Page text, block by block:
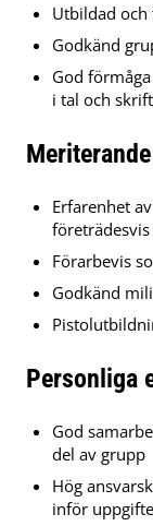
Utbildad
Godkänd
God
i tal och skrift
Meriterande
Erfarenhet
Förarbevis
Godkänd
Personliga
God
del av grupp
Hög
inför